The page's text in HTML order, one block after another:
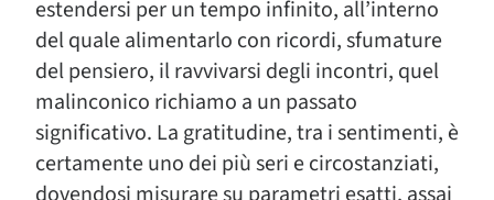
estendersi per un tempo infinito, all’interno
del quale alimentarlo con ricordi, sfumature
del pensiero, il ravvivarsi degli incontri, quel
malinconico richiamo a un passato
significativo. La gratitudine, tra i sentimenti, è
certamente uno dei più seri e circostanziati,